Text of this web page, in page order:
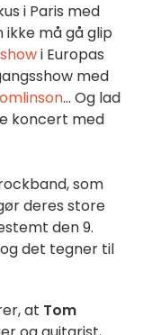
i Paris med
må gå glip
i Europas
med
... Og lad
koncert med
som
deres store
den 9.
det tegner til
at Tom